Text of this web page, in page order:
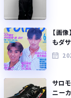
【画
もダ
サロ
ニー